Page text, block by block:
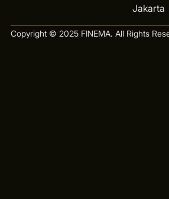
Jakarta
Copyright © 2025 FINEMA. All Rights